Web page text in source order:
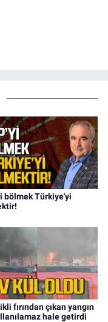
bölmek Türkiye'yi
fırından çıkan yangın
hale getirdi